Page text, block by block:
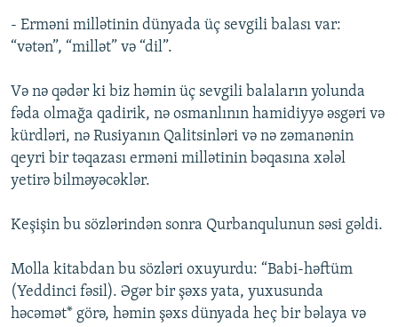
- Erməni millətinin dünyada üç sevgili balası var:
“vətən”, “millət” və “dil”.
Və nə qədər ki biz həmin üç sevgili balaların yolunda
fəda olmağa qadirik, nə osmanlının hamidiyyə əsgəri və
kürdləri, nə Rusiyanın Qalitsinləri və nə zəmanənin
qeyri bir təqazası erməni millətinin bəqasına xələl
yetirə bilməyəcəklər.
Keşişin bu sözlərindən sonra Qurbanqulunun səsi gəldi.
Molla kitabdan bu sözləri oxuyurdu: “Babi-həftüm
(Yeddinci fəsil). Əgər bir şəxs yata, yuxusunda
həcəmət* görə, həmin şəxs dünyada heç bir bəlaya və